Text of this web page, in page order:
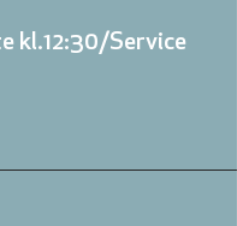
kl.12:30/Service